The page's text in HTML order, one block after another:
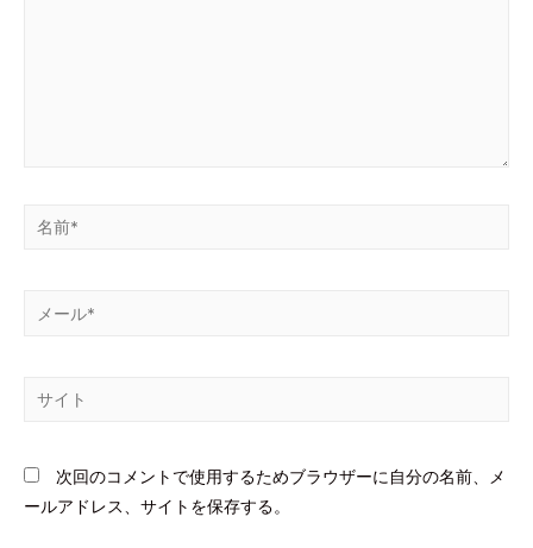
次回のコメントで使用するためブラウザーに自分の名前、メ
ールアドレス、サイトを保存する。